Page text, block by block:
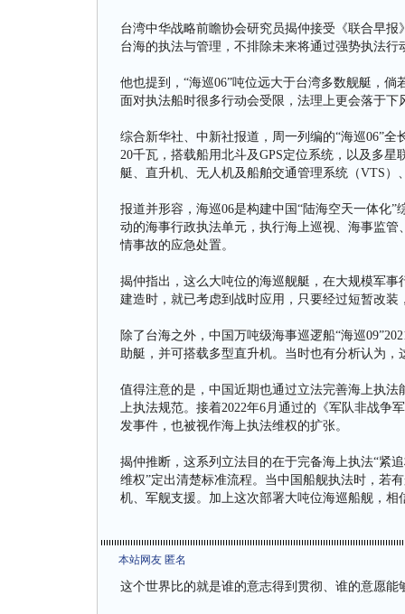
台湾中华战略前瞻协会研究员揭仲接受《联合早
台海的执法与管理，不排除未来将通过强势执法
他也提到，“海巡06”吨位远大于台湾多数舰艇，
面对执法船时很多行动会受限，法理上更会落于下
综合新华社、中新社报道，周一列编的“海巡06”全
20千瓦，搭载船用北斗及GPS定位系统，以及多
艇、直升机、无人机及船舶交通管理系统（VTS
报道并形容，海巡06是构建中国“陆海空天一体化
动的海事行政执法单元，执行海上巡视、海事监
情事故的应急处置。
揭仲指出，这么大吨位的海巡舰艇，在大规模军
建造时，就已考虑到战时应用，只要经过短暂改
除了台海之外，中国万吨级海事巡逻船“海巡
助艇，并可搭载多型直升机。当时也有分析认为
值得注意的是，中国近期也通过立法完善海上执
上执法规范。接着2022年6月通过的《军队非战争
发事件，也被视作海上执法维权的扩张。
揭仲推断，这系列立法目的在于完备海上执法“紧
维权”定出清楚标准流程。当中国船舰执法时，若
机、军舰支援。加上这次部署大吨位海巡船舰，相
本站网友 匿名
这个世界比的就是谁的意志得到贯彻、谁的意愿能